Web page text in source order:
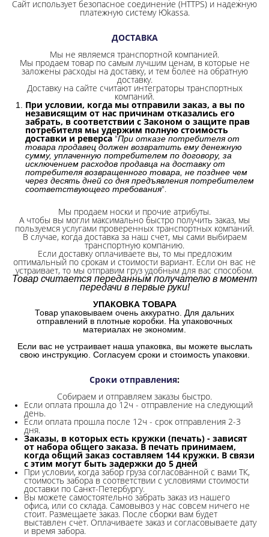
Сайт использует безопасное соединение (HTTPS) и надежную
платежную систему Юkassa.
ДОСТАВКА
Мы не являемся транспортной компанией.
Мы продаем товар по самым лучшим ценам, в которые не
заложены расходы на доставку, и тем более на обратную
доставку.
Доставку на сайте считают интеграторы транспортных
компаний.
При условии, когда мы отправили заказ, а вы по
независящим от нас причинам отказались его
забрать, в соответствии с Законом о защите прав
потребителя мы удержим полную стоимость
доставки и реверса "При отказе потребителя от
товара продавец должен возвратить ему денежную
сумму, уплаченную потребителем по договору, за
исключением расходов продавца на доставку от
потребителя возвращенного товара, не позднее чем
через десять дней со дня предъявления потребителем
соответствующего требования".
Мы продаем носки и прочие атрибуты.
А чтобы вы могли максимально быстро получить заказ, мы
пользуемся услугами проверенных транспортных компаний.
В случае, когда доставка за наш счет, мы сами выбираем
транспортную компанию.
Если доставку оплачиваете вы, то мы предложим
оптимальный по срокам и стоимости вариант. Если он вас не
устраивает, то мы отправим груз удобным для вас способом.
Товар считается переданным получателю в момент
передачи в первые руки!
УПАКОВКА ТОВАРА
Товар упаковываем очень аккуратно. Для дальних
отправлений в плотные коробки. На упаковочных
материалах не экономим.
Если вас не устраивает наша упаковка, вы можете выслать
свою инструкцию. Согласуем сроки и стоимость упаковки.
Сроки отправления:
Собираем и отправляем заказы быстро.
Если оплата прошла до 12ч - отправление на следующий
день.
Если оплата прошла после 12ч - срок отправления 2-3
дня.
Заказы, в которых есть кружки (печать) - зависят
от набора общего заказа. В печать принимаем,
когда общий заказ составляем 144 кружки. В связи
с этим могут быть задержки до 5 дней
При условии, когда забор груза согласованной с вами ТК,
стоимость забора в соответствии с условиями стоимости
доставки по Санкт-Петербургу.
Вы можете самостоятельно забрать заказ из нашего
офиса, или со склада. Самовывоз у нас совсем ничего не
стоит. Размещаете заказ. После сборки вам будет
выставлен счет. Оплачиваете заказ и согласовываете дату
и время забора.